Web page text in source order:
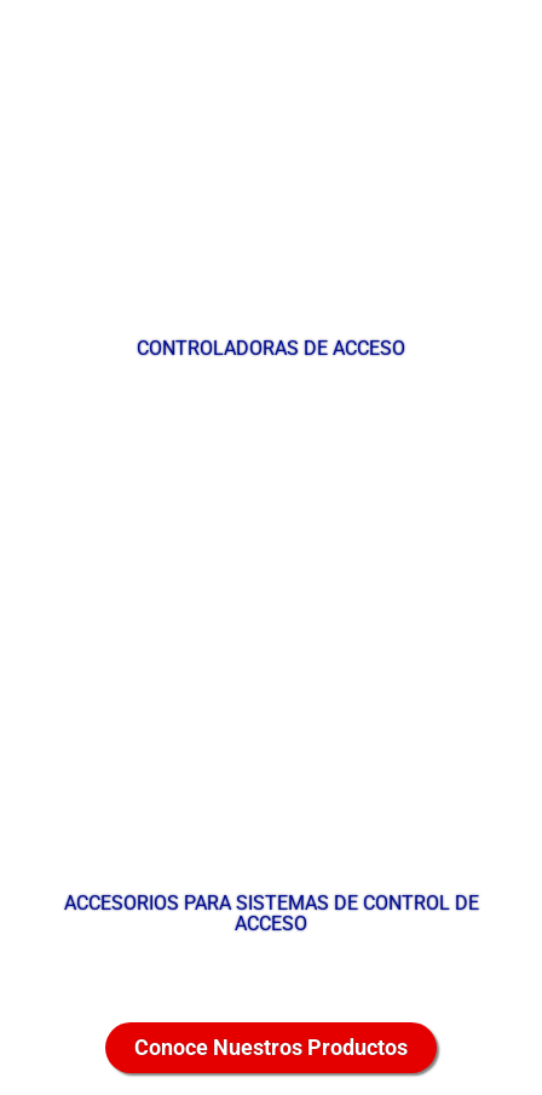
CONTROLADORAS DE ACCESO
ACCESORIOS PARA SISTEMAS DE CONTROL DE
ACCESO
Conoce Nuestros Productos